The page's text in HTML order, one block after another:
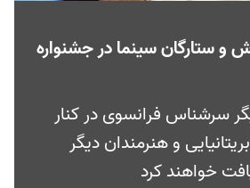
و ستارگان سینما در جشنواره
سرشناس فرانسوی در کنار
و هنرمندان دیگر
خواهند کرد